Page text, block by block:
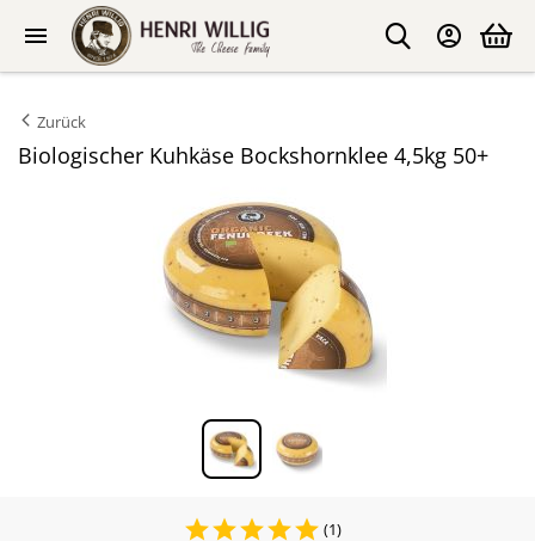
Zurück
Biologischer Kuhkäse Bockshornklee 4,5kg 50+
(1)